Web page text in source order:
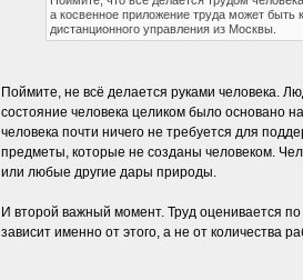
а косвенное приложение труда может быть
дистанционного управления из Москвы.
Поймите, не всё делается руками человека.
состояние человека целиком было основано
человека почти ничего не требуется для
предметы, которые не созданы человеком.
или любые другие дары природы.
И второй важный момент. Труд оценивается
зависит именно от этого, а не от количества